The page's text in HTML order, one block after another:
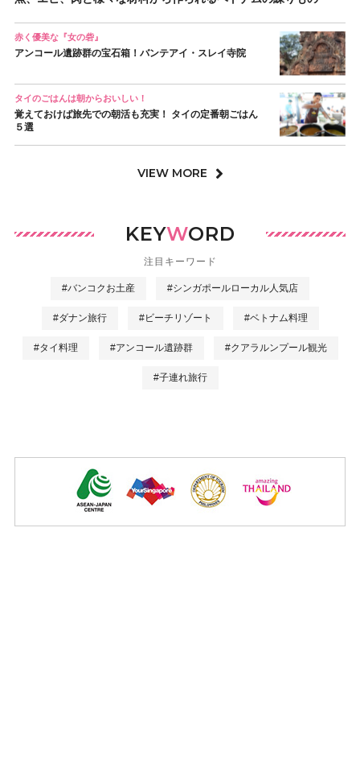
赤く優美な『女の砦』
アンコール遺跡群の宝石箱！バンテアイ・スレイ寺院
タイのごはんは朝からおいしい！
覚えておけば旅先での朝活も充実！ タイの定番朝ごはん
５選
VIEW MORE
KEYWORD
注目キーワード
#バンコクお土産 #シンガポールローカル人気店
#ダナン旅行 #ビーチリゾート #ベトナム料理
#タイ料理 #アンコール遺跡群 #クアラルンプール観光
#子連れ旅行